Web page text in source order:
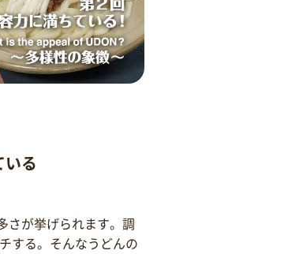
る
さが挙げられます。調
する。そんなうどんの